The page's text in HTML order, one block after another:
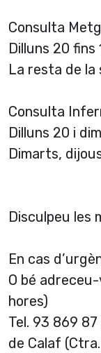
Consulta
Dilluns 20 fins
La resta de la
Consulta
Dilluns 20 i
Dimarts,
Disculpeu les
En cas
O bé
hores)
Tel. 93 869
de Calaf